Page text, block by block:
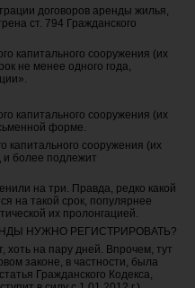
договоров аренды жилья,
ст. 794 Гражданского
капитального сооружения (их
не менее одного года,
капитального сооружения (их
форме.
капитального сооружения (их
и более подлежит
на три. Правда, редко какой
на такой срок, популярнее
их пролонгацией.
НУЖНО РЕГИСТРИРОВАТЬ?
хоть на пару дней. Впрочем, тут
законе, в частности, была
Гражданского Кодекса,